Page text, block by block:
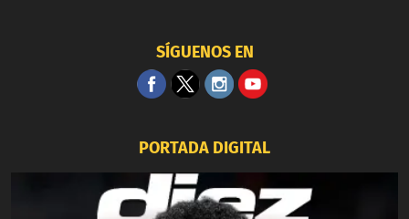
SÍGUENOS EN
PORTADA DIGITAL